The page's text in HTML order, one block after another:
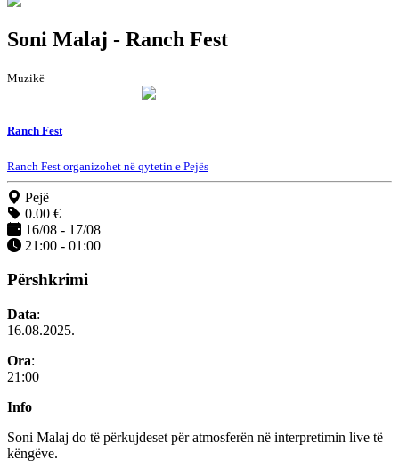
Soni Malaj - Ranch Fest
Muzikë
Ranch Fest
Ranch Fest organizohet në qytetin e Pejës
Pejë
0.00 €
16/08 - 17/08
21:00 - 01:00
Përshkrimi
Data:
16.08.2025.
Ora:
21:00
Info
Soni Malaj do të përkujdeset për atmosferën në interpretimin live të
këngëve.